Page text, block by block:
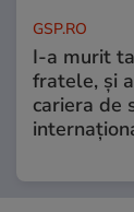
GSP.RO
I-a murit
fratele, și
cariera de